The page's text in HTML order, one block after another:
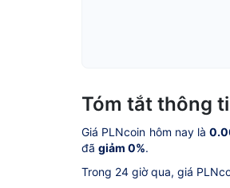
Tóm tắt thông
Giá PLNcoin hôm nay là
đã giảm 0%.
Trong 24 giờ qua, giá